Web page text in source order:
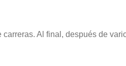
Al final, después de